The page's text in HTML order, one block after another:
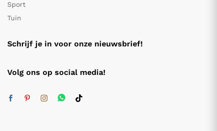
Sport
Tuin
Schrijf je in voor onze nieuwsbrief!
Volg ons op social media!